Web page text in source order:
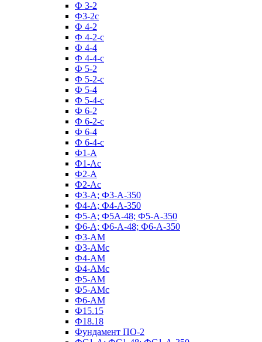
Ф 3-2
Ф3-2с
Ф 4-2
Ф 4-2-с
Ф 4-4
Ф 4-4-с
Ф 5-2
Ф 5-2-с
Ф 5-4
Ф 5-4-с
Ф 6-2
Ф 6-2-с
Ф 6-4
Ф 6-4-с
Ф1-А
Ф1-Ас
Ф2-А
Ф2-Ас
Ф3-А; Ф3-А-350
Ф4-А; Ф4-А-350
Ф5-А; Ф5А-48; Ф5-А-350
Ф6-А; Ф6-А-48; Ф6-А-350
Ф3-АМ
Ф3-АМс
Ф4-АМ
Ф4-АМс
Ф5-АМ
Ф5-АМс
Ф6-АМ
Ф15.15
Ф18.18
Фундамент ПО‑2